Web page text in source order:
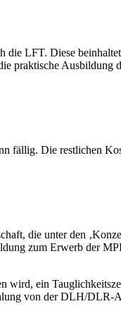
die LFT. Diese
praktische Ausbildung
fällig. Die restlichen
die unter den
zum Erwerb der
wird, ein
von der DLH/DLR-